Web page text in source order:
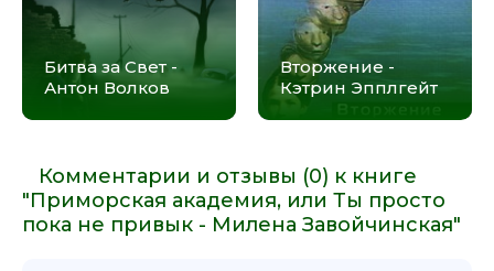
Битва за Свет -
Антон Волков
Вторжение -
Кэтрин Эпплгейт
Комментарии и отзывы (0) к книге
"Приморская академия, или Ты просто
пока не привык - Милена Завойчинская"